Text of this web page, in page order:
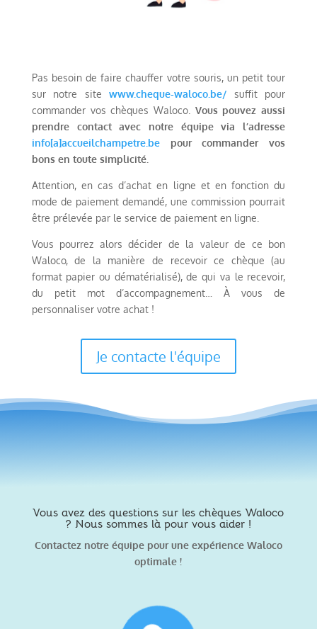
Pas besoin de faire chauffer votre souris, un petit tour
sur notre sitewww.cheque-waloco.be/ suffit pour
commander vos chèques Waloco. Vous pouvez aussi
prendre contact avec notre équipe
via l’adresse
info[a]accueilchampetre.bepour commander vos
bons en toute simplicité.
Attention, en cas d’achat en ligne et en fonction du
mode de paiement demandé, une commission pourrait
être prélevée par le service de paiement en ligne.
Vous pourrez alors décider de la valeur de ce bon
Waloco, de la manière de recevoir ce chèque (au
format papier ou dématérialisé), de qui va le recevoir,
du petit mot d’accompagnement… À vous de
personnaliser votre achat !
Je contacte l'équipe
Vous avez des questions sur les chèques Waloco
? Nous sommes là pour vous aider !
Contactez notre équipe pour une expérience Waloco
optimale !